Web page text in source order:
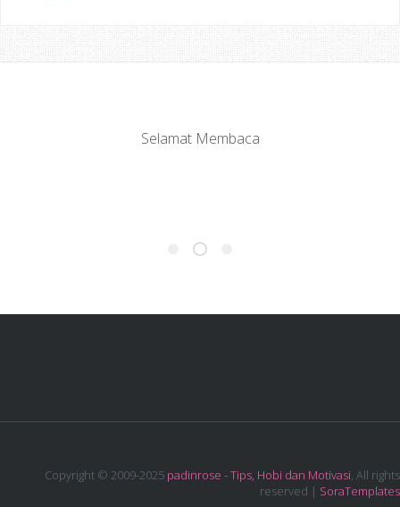
Selamat Membaca
Copyright © 2009-2025 padinrose - Tips, Hobi dan Motivasi, All rights
reserved | SoraTemplates